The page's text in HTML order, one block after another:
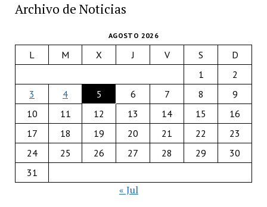
Archivo de Noticias
AGOSTO 2026
L M X J V S
D
1
2
3
4 5 6 7 8
9
10
11 12 13 14 15
16
17
18 19 20 21 22
23
24
25 26 27 28 29
30
31
« Jul